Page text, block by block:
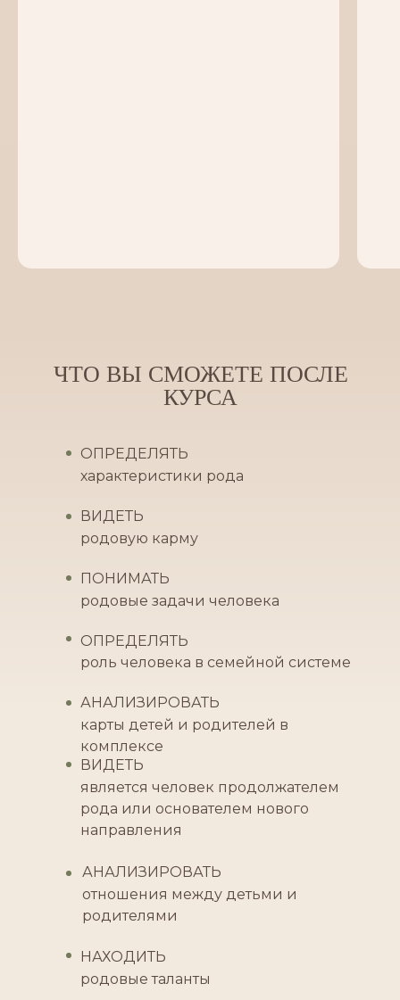
характеристики рода
ЧТО ВЫ СМОЖЕТЕ ПОСЛЕ
КУРСА
ПОНИМАТЬ
родовую карму
родовые таланты
НАХОДИТЬ
отношения между детьми и
родителями
АНАЛИЗИРОВАТЬ
ВИДЕТЬ
родовые задачи человека
ОПРЕДЕЛЯТЬ
является человек продолжателем
рода или основателем нового
направления
ВИДЕТЬ
карты детей и родителей в
комплексе
АНАЛИЗИРОВАТЬ
роль человека в семейной системе
ОПРЕДЕЛЯТЬ